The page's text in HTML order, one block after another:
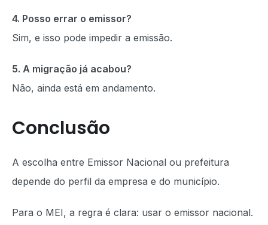
4. Posso errar o emissor?
Sim, e isso pode impedir a emissão.
5. A migração já acabou?
Não, ainda está em andamento.
Conclusão
A escolha entre Emissor Nacional ou prefeitura
depende do perfil da empresa e do município.
Para o MEI, a regra é clara: usar o emissor nacional.